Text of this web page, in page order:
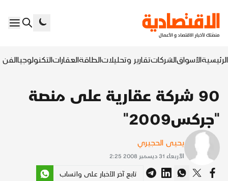
الرئيسيةالأسواقالشركاتتقارير وتحليلاتالطاقةالعقاراتالتكنولوجياالفن
90 شركة عقارية على منصة
"جركس2009"
يحيى الحجيري
الأربعاء 31 ديسمبر 2008 2:25
تابع آخر الأخبار على واتساب